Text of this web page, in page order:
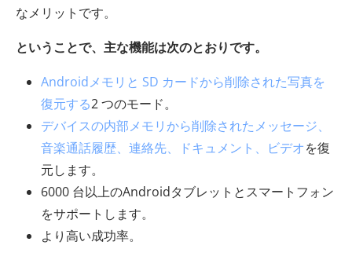
なメリットです。
ということで、主な機能は次のとおりです。
Androidメモリと SD カードから削除された写真を
復元する2 つのモード。
デバイスの内部メモリから削除されたメッセージ、
音楽通話履歴、連絡先、ドキュメント、ビデオを復
元します。
6000 台以上のAndroidタブレットとスマートフォン
をサポートします。
より高い成功率。